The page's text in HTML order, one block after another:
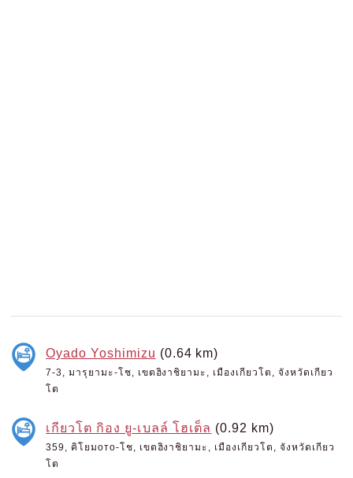
Oyado Yoshimizu (0.64 km)
7-3, มารุยามะ-โช, เขตฮิงาชิยามะ, เมืองเกียวโต, จังหวัดเกียว
โต
เกียวโต กิอง ยู-เบลล์ โฮเต็ล (0.92 km)
359, คิโยมото-โช, เขตฮิงาชิยามะ, เมืองเกียวโต, จังหวัดเกียว
โต